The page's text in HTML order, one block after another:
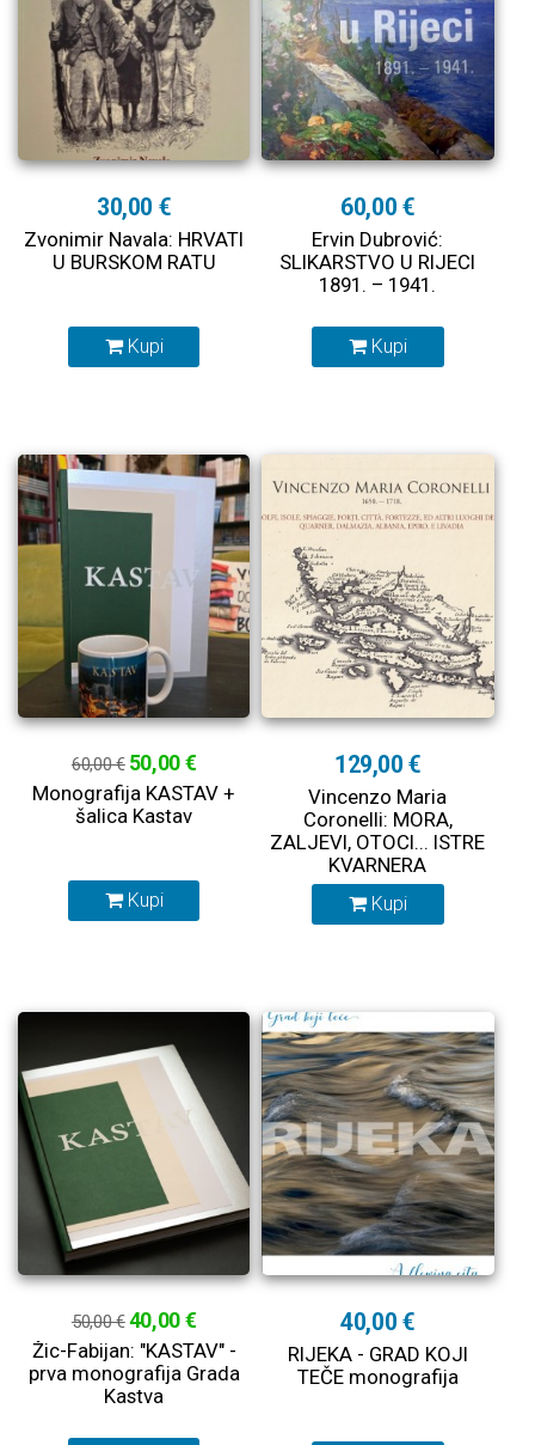
30,00 €
Zvonimir Navala: HRVATI
U BURSKOM RATU
Kupi
60,00 €
Ervin Dubrović:
SLIKARSTVO U RIJECI
1891. – 1941.
Kupi
60,00 € 50,00 €
Monografija KASTAV +
šalica Kastav
Kupi
129,00 €
Vincenzo Maria
Coronelli: MORA,
ZALJEVI, OTOCI... ISTRE
KVARNERA
DALMACIJE... (1650-
1718)
Kupi
50,00 €40,00 €
Žic-Fabijan: "KASTAV" -
prva monografija Grada
Kastva
40,00 €
RIJEKA - GRAD KOJI
TEČE monografija